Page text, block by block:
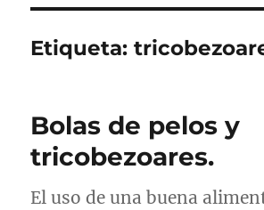
Etiqueta:
Bolas de pelos y
tricobezoares.
El uso de una buena